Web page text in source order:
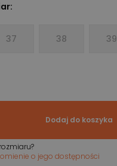
37 38 39
Dodaj do koszyka
o jego dostępności